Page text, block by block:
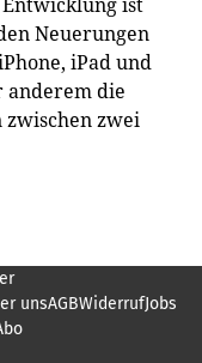
Neuerungen
iPad und
anderem die
zwei
unsAGBWiderrufJobs